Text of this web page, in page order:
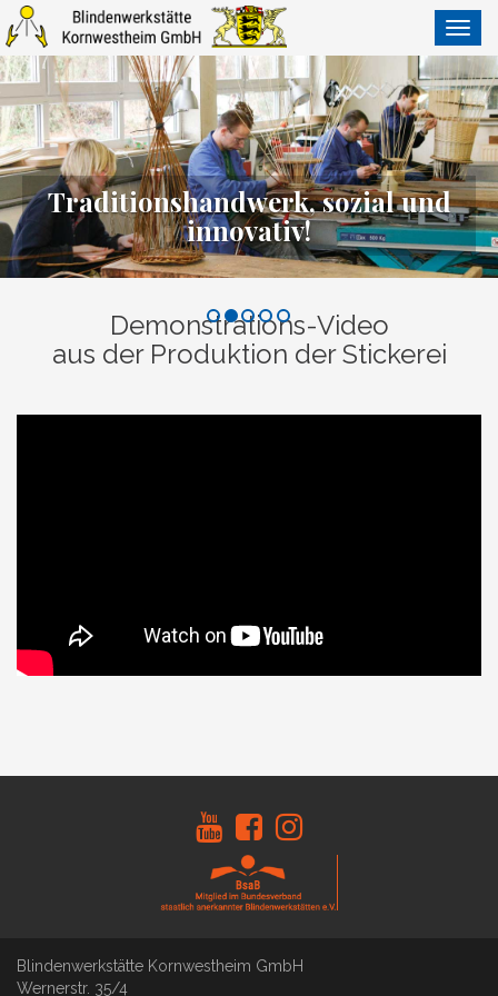
ein-/
Traditionshandwerk, sozial und
innovativ!
Demonstrations-Video
aus der Produktion der Stickerei
Blindenwerkstätte Kornwestheim GmbH
Wernerstr. 35/4